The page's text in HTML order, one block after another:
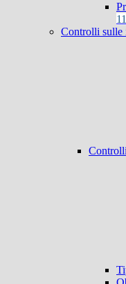
Controlli sulle